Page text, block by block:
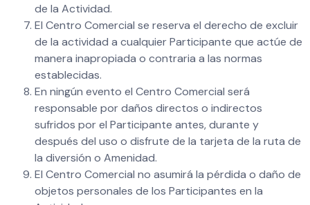
de la Actividad.
El Centro Comercial se reserva el derecho de excluir
de la actividad a cualquier Participante que actúe de
manera inapropiada o contraria a las normas
establecidas.
En ningún evento el Centro Comercial será
responsable por daños directos o indirectos
sufridos por el Participante antes, durante y
después del uso o disfrute de la tarjeta de la ruta de
la diversión o Amenidad.
El Centro Comercial no asumirá la pérdida o daño de
objetos personales de los Participantes en la